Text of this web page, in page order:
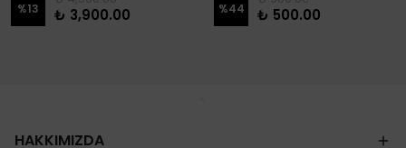
%13 ₺ 3,900.00 %44 ₺ 500.00
HAKKIMIZDA